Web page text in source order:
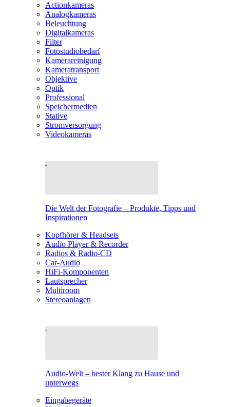
Actionkameras
Analogkameras
Beleuchtung
Digitalkameras
Filter
Fotostudiobedarf
Kamerareinigung
Kameratransport
Objektive
Optik
Professional
Speichermedien
Stative
Stromversorgung
Videokameras
Die Welt der Fotografie – Produkte, Tipps und
Inspirationen
Kopfhörer & Headsets
Audio Player & Recorder
Radios & Radio-CD
Car-Audio
HiFi-Komponenten
Lautsprecher
Multiroom
Stereoanlagen
Audio-Welt – bester Klang zu Hause und
unterwegs
Eingabegeräte